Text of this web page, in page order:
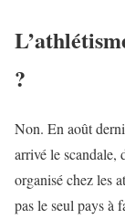
?
Non. En août
arrivé le scandale,
organisé chez les
pas le seul pays à